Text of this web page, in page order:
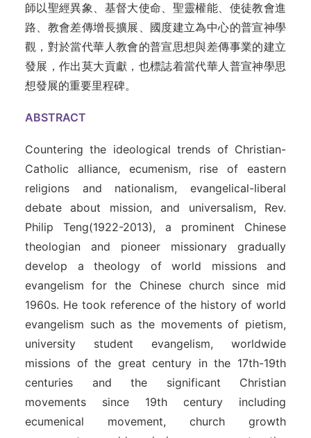
師以聖經異象、基督大使命、聖靈權能、使徒教會進
路、教會差傳增長擴展、國度建立為中心的普宣神學
觀，對於當代華人教會的普宣思想與差傳事業的建立
發展，作出莫大貢獻，也標誌着當代華人普宣神學思
想發展的重要里程碑。
ABSTRACT
Countering the ideological trends of Christian-
Catholic alliance, ecumenism, rise of eastern
religions and nationalism, evangelical-liberal
debate about mission, and universalism, Rev.
Philip Teng(1922-2013), a prominent Chinese
theologian and pioneer missionary gradually
develop a theology of world missions and
evangelism for the Chinese church since mid
1960s. He took reference of the history of world
evangelism such as the movements of pietism,
university student evangelism, worldwide
missions of the great century in the 17th-19th
centuries and the significant Christian
movements since 19th century including
ecumenical movement, church growth